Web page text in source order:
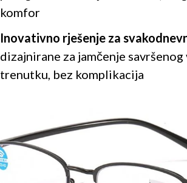
komfor
Inovativno rješenje za
dizajnirane za jamčenje savršenog
trenutku, bez komplikacija